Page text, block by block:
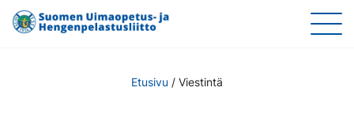
Etusivu / Viestintä